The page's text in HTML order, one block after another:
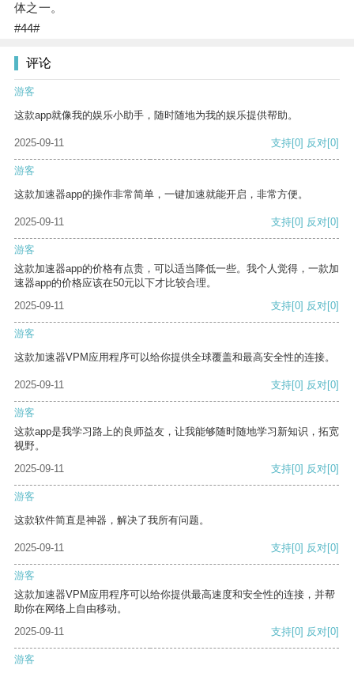
体之一。
#44#
评论
游客
这款app就像我的娱乐小助手，随时随地为我的娱乐提供帮助。
2025-09-11 支持[0] 反对[0]
游客
这款加速器app的操作非常简单，一键加速就能开启，非常方便。
2025-09-11 支持[0] 反对[0]
游客
这款加速器app的价格有点贵，可以适当降低一些。我个人觉得，一款加
速器app的价格应该在50元以下才比较合理。
2025-09-11
支持[0] 反对[0]
游客
这款加速器VPM应用程序可以给你提供全球覆盖和最高安全性的连接。
2025-09-11 支持[0] 反对[0]
游客
这款app是我学习路上的良师益友，让我能够随时随地学习新知识，拓宽
视野。
2025-09-11
支持[0] 反对[0]
游客
这款软件简直是神器，解决了我所有问题。
2025-09-11 支持[0] 反对[0]
游客
这款加速器VPM应用程序可以给你提供最高速度和安全性的连接，并帮
助你在网络上自由移动。
2025-09-11
支持[0] 反对[0]
游客